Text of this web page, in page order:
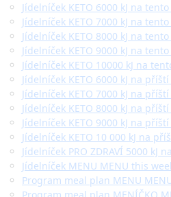
Jídelníček KETO 6000 kJ na
Jídelníček KETO 7000 kJ na
Jídelníček KETO 8000 kJ na
Jídelníček KETO 9000 kJ na
Jídelníček KETO 10000 kJ na
Jídelníček KETO 6000 kJ na
Jídelníček KETO 7000 kJ na
Jídelníček KETO 8000 kJ na
Jídelníček KETO 9000 kJ na
Jídelníček KETO 10 000 kJ na
Jídelníček PRO ZDRAVÍ 5000 kJ
Jídelníček MENU MENU this
Program meal plan MENU